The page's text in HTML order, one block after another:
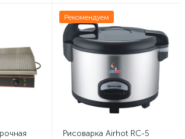
Рекомендуем
Рисоварка Airhot RC-5